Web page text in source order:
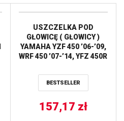
USZCZELKA POD
GŁOWICĘ ( GŁOWICY )
YAMAHA YZF 450 ’06-’09,
WRF 450 ’07-’14, YFZ 450R
BESTSELLER
157,17 zł